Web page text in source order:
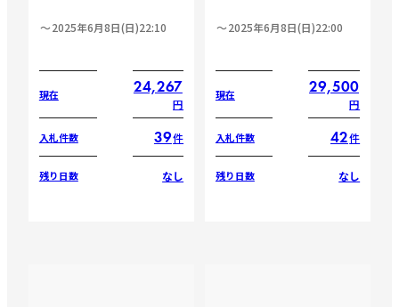
2025年6月8日(日)22:10
現在 24,267
円
入札件数 39件
残り日数 なし
2025年6月8日(日)22:00
現在 29,500
円
入札件数 42件
残り日数 なし